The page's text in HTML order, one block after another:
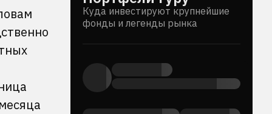
Куда инвестируют крупнейшие
фонды и легенды рынка